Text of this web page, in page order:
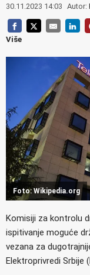
30.11.2023 14:03 Autor:
Više
Foto: Wikipedia.org
Komisiji za kontrolu
ispitivanje moguće
vezana za
Elektroprivredi Srbije